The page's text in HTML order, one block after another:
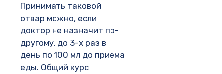
Принимать таковой
отвар можно, если
доктор не назначит по-
другому, до 3-х раз в
день по 100 мл до приема
еды. Общий курс